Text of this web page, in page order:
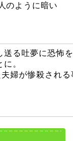
のように暗い
る吐夢に恐怖
。
夫婦が惨殺され